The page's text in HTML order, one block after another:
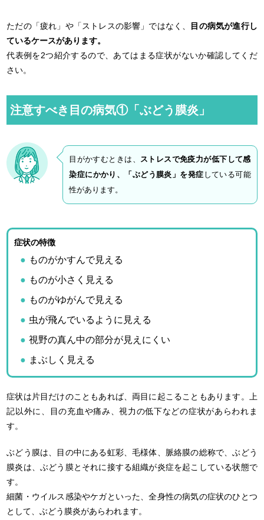
ただの「疲れ」や「ストレスの影響」ではなく、
目の病気が進行し
ているケースがあります。
代表例を2つ紹介するので、あてはまる症状がないか確認してくだ
さい。
注意すべき目の病気①「ぶどう膜炎」
目がかすむときは、 ストレスで免疫力が低下して感
染症にかかり、「ぶどう膜炎」を発症 している可能
性があります。
症状の特徴
ものがかすんで見える
ものが小さく見える
ものがゆがんで見える
虫が飛んでいるように見える
視野の真ん中の部分が見えにくい
まぶしく見える
症状は片目だけのこともあれば、両目に起こることもあります。上
記以外に、目の充血や痛み、視力の低下などの症状があらわれま
す。
ぶどう膜は、目の中にある虹彩、毛様体、脈絡膜の総称で、ぶどう
膜炎は、ぶどう膜とそれに接する組織が炎症を起こしている状態で
す。
細菌・ウイルス感染やケガといった、全身性の病気の症状のひとつ
として、ぶどう膜炎があらわれます。